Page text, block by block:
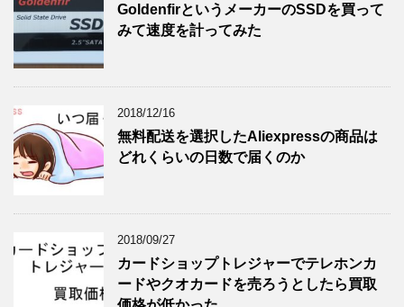
GoldenfirというメーカーのSSDを買って
みて速度を計ってみた
2018/12/16
無料配送を選択したAliexpressの商品は
どれくらいの日数で届くのか
2018/09/27
カードショップトレジャーでテレホンカ
ードやクオカードを売ろうとしたら買取